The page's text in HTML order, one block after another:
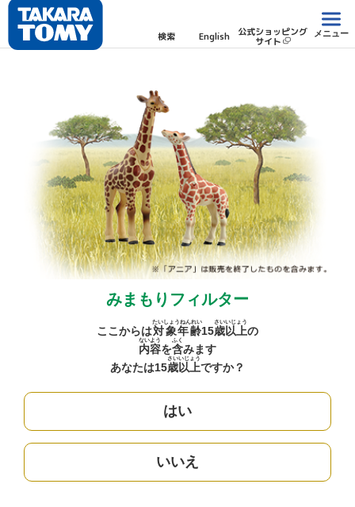
検索 English 公式ショッピング
サイト
メニュー
みまもりフィルター
ここからは対象年齢
たいしょうねんれい
15歳
さい
以上
いじょう
の
内容
ないよう
を含
ふく
みます
あなたは15歳
さい
以上
いじょう
ですか？
はい
いいえ